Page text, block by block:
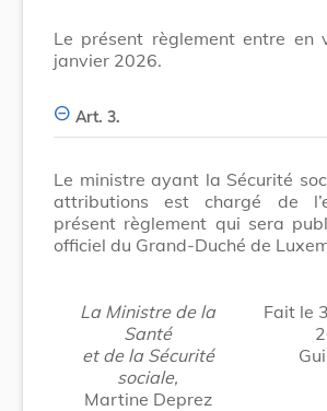
Le présent règlement entre en
janvier 2026.
Art. 3.
Le ministre ayant la Sécurité
attributions est chargé de
présent règlement qui sera
officiel du Grand-Duché de
La Ministre de la
Santé
et de la Sécurité
sociale,
Martine Deprez
Fait le